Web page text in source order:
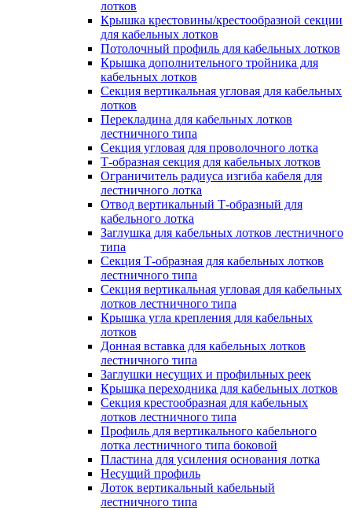
лотков
Крышка крестовины/крестообразной секции
для кабельных лотков
Потолочный профиль для кабельных лотков
Крышка дополнительного тройника для
кабельных лотков
Секция вертикальная угловая для кабельных
лотков
Перекладина для кабельных лотков
лестничного типа
Секция угловая для проволочного лотка
Т-образная секция для кабельных лотков
Ограничитель радиуса изгиба кабеля для
лестничного лотка
Отвод вертикальный Т-образный для
кабельного лотка
Заглушка для кабельных лотков лестничного
типа
Секция Т-образная для кабельных лотков
лестничного типа
Секция вертикальная угловая для кабельных
лотков лестничного типа
Крышка угла крепления для кабельных
лотков
Донная вставка для кабельных лотков
лестничного типа
Заглушки несущих и профильных реек
Крышка переходника для кабельных лотков
Секция крестообразная для кабельных
лотков лестничного типа
Профиль для вертикального кабельного
лотка лестничного типа боковой
Пластина для усиления основания лотка
Несущий профиль
Лоток вертикальный кабельный
лестничного типа